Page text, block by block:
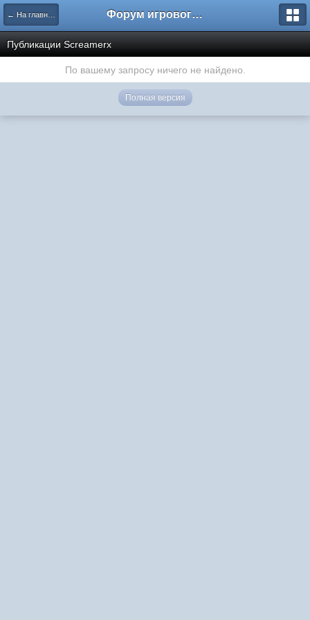
← На главную Форум игрового проекта Riverrise
Публикации Screamerx
По вашему запросу ничего не найдено.
Полная версия